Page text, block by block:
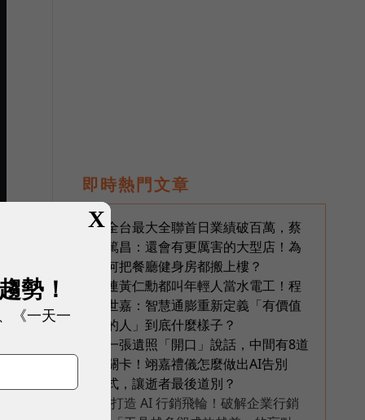
即時熱門文章
1 全台最大全聯首日業績破百萬，蔡
篤昌：還會有更厲害的大型店！為
何把餐廳健身房都搬上樓？
連黃仁勳都叫年輕人當水電工！程
世嘉：智慧通膨重新定義「有價值
的人」到底什麼樣子？
一張遺照「開口」說話，中間有8道
關卡！翊嘉禮儀怎麼做出AI告別
式，讓逝者最後道別？
打造 AI 行銷飛輪！破解企業行銷
X
勢！
《一天一